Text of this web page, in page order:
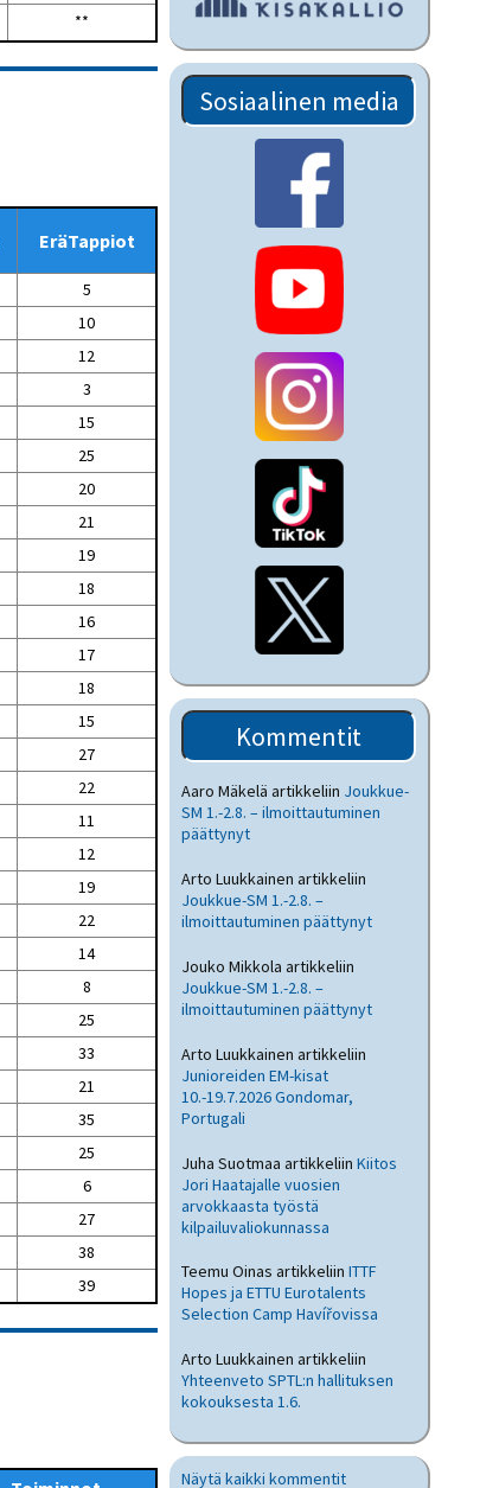
**
EräTappiot
5
10
12
3
15
25
20
21
19
18
16
17
18
15
27
22
11
12
19
22
14
8
25
33
21
35
25
6
27
38
39
Sosiaalinen media
Kommentit
Aaro Mäkelä artikkeliin Joukkue-
SM 1.-2.8. – ilmoittautuminen
päättynyt
Arto Luukkainen artikkeliin
Joukkue-SM 1.-2.8. –
ilmoittautuminen päättynyt
Jouko Mikkola artikkeliin
Joukkue-SM 1.-2.8. –
ilmoittautuminen päättynyt
Arto Luukkainen artikkeliin
Junioreiden EM-kisat
10.-19.7.2026 Gondomar,
Portugali
Juha Suotmaa artikkeliin Kiitos
Jori Haatajalle vuosien
arvokkaasta työstä
kilpailuvaliokunnassa
Teemu Oinas artikkeliin ITTF
Hopes ja ETTU Eurotalents
Selection Camp Havířovissa
Arto Luukkainen artikkeliin
Yhteenveto SPTL:n hallituksen
kokouksesta 1.6.
Näytä kaikki kommentit